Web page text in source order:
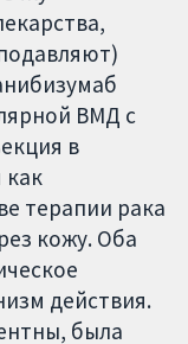
ВМД с
в
как
терапии рака
кожу. Оба
действия.
была